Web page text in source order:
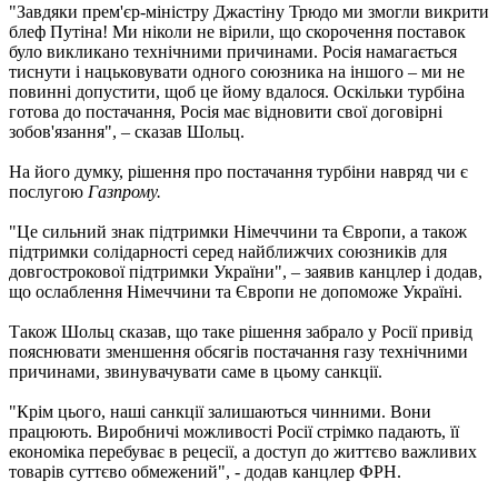
"Завдяки прем'єр-міністру Джастіну Трюдо ми змогли викрити
блеф Путіна! Ми ніколи не вірили, що скорочення поставок
було викликано технічними причинами. Росія намагається
тиснути і нацьковувати одного союзника на іншого – ми не
повинні допустити, щоб це йому вдалося. Оскільки турбіна
готова до постачання, Росія має відновити свої договірні
зобов'язання", – сказав Шольц.
На його думку, рішення про постачання турбіни навряд чи є
послугою Газпрому.
"Це сильний знак підтримки Німеччини та Європи, а також
підтримки солідарності серед найближчих союзників для
довгострокової підтримки України", – заявив канцлер і додав,
що ослаблення Німеччини та Європи не допоможе Україні.
Також Шольц сказав, що таке рішення забрало у Росії привід
пояснювати зменшення обсягів постачання газу технічними
причинами, звинувачувати саме в цьому санкції.
"Крім цього, наші санкції залишаються чинними. Вони
працюють. Виробничі можливості Росії стрімко падають, її
економіка перебуває в рецесії, а доступ до життєво важливих
товарів суттєво обмежений", - додав канцлер ФРН.